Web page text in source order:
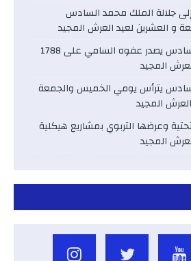
جلالة الملك محمد السادس
و العشرين لعيد العرش المجيد
جلالة الملك محمد السادس يصدر عفوه السامي على 1788
المجيد
يترأس يومي الخميس والجمعة
المجيد
وعرضها التربوي بمشاريع هيكلية
المجيد